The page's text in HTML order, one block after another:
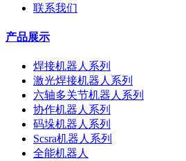
联系我们
产品展示
焊接机器人系列
激光焊接机器人系列
六轴多关节机器人系列
协作机器人系列
码垛机器人系列
Scsra机器人系列
全能机器人